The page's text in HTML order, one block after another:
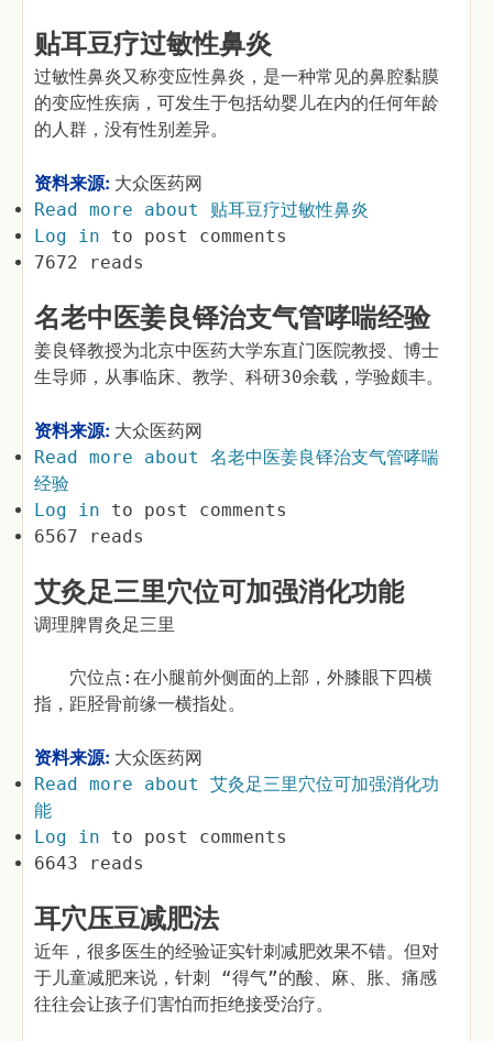
贴耳豆疗过敏性鼻炎
过敏性鼻炎又称变应性鼻炎，是一种常见的鼻腔黏膜
的变应性疾病，可发生于包括幼婴儿在内的任何年龄
的人群，没有性别差异。
资料来源: 大众医药网
Read more about 贴耳豆疗过敏性鼻炎
Log in to post comments
7672 reads
名老中医姜良铎治支气管哮喘经验
姜良铎教授为北京中医药大学东直门医院教授、博士
生导师，从事临床、教学、科研30余载，学验颇丰。
资料来源: 大众医药网
Read more about 名老中医姜良铎治支气管哮喘
经验
Log in to post comments
6567 reads
艾灸足三里穴位可加强消化功能
调理脾胃灸足三里
穴位点:在小腿前外侧面的上部，外膝眼下四横
指，距胫骨前缘一横指处。
资料来源: 大众医药网
Read more about 艾灸足三里穴位可加强消化功
能
Log in to post comments
6643 reads
耳穴压豆减肥法
近年，很多医生的经验证实针刺减肥效果不错。但对
于儿童减肥来说，针刺 “得气”的酸、麻、胀、痛感
往往会让孩子们害怕而拒绝接受治疗。